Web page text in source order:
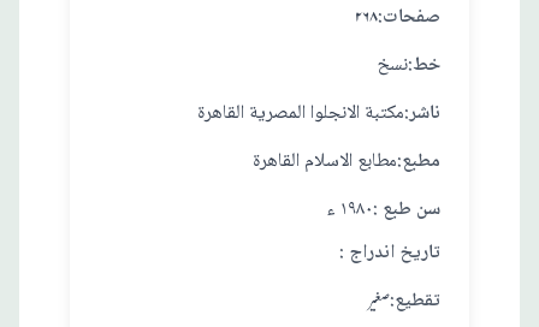
۲۶۸ :صفحات
نسخ:خط
مكتبة الانجلوا المصرية القاهرة:ناشر
مطابع الاسلام القاهرة :مطبع
١٩٨٠ ء : سن طبع
: تاريخ اندراج
صغير :تقطيع